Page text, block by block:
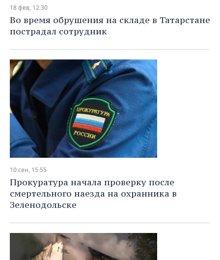
НЕФТЕХИМИЯ
НЕФТЬ
ОПК
ЭНЕРГЕТИКА
РОЗНИЧНАЯ ТОРГОВЛЯ
УСЛУГИ
НОВОСТИ ТЕХНОЛОГИЙ
МЕДИА
ТЕЛЕКОММУНИКАЦИИ
МЕРОПРИЯТИЯ
ВЫЕЗДНАЯ РЕДАКЦИЯ
БИЗНЕС-БРАНЧИ
ONLINE-КОНФЕРЕНЦИИ
ОТКРЫТАЯ ЛЕКЦИЯ
НОВОСТИ СПОРТА
ФУТБОЛ
ХОККЕЙ
БАСКЕТБОЛ
ВОЛЕЙБОЛ
ФИГУРНОЕ КАТАНИЕ
ВОДНЫЕ ВИДЫ СПОРТА
ХОККЕЙ С МЯЧОМ
ОБЩЕСТВО
НОВОСТИ ОБЩЕСТВА
ВЛАСТЬ
ИНФРАСТРУКТУРА
ИСТОРИЯ
МЕДИЦИНА
ОБРАЗОВАНИЕ
ПРОИСШЕСТВИЯ
ФОТОГАЛЕРЕЯ
СЮЖЕТЫ
СПРАВОЧНИК
СПИСОК ПЕРСОН
ПОЛНАЯ ВЕРСИЯ
18 фев, 12:30
Во время обрушения на складе в Татарстане
пострадал сотрудник
10 сен, 15:55
Прокуратура начала проверку после
смертельного наезда на охранника в
Зеленодольске